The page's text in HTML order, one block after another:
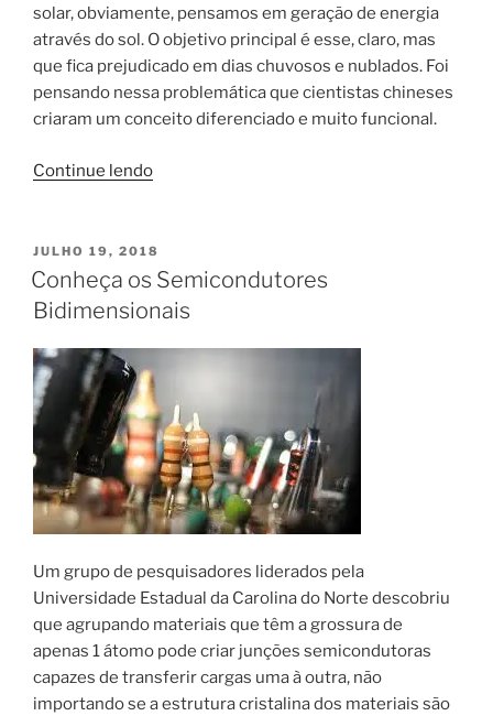
solar, obviamente, pensamos em geração de energia
através do sol. O objetivo principal é esse, claro, mas
que fica prejudicado em dias chuvosos e nublados. Foi
pensando nessa problemática que cientistas chineses
criaram um conceito diferenciado e muito funcional.
Continue lendo“Cientistas
painel
solar
que
energia
solar
na
chuva”
PUBLICADO
EM
JULHO 19, 2018
Conheça os Semicondutores
Bidimensionais
Um grupo de pesquisadores liderados pela
Universidade Estadual da Carolina do Norte descobriu
que agrupando materiais que têm a grossura de
apenas 1 átomo pode criar junções semicondutoras
capazes de transferir cargas uma à outra, não
importando se a estrutura cristalina dos materiais são